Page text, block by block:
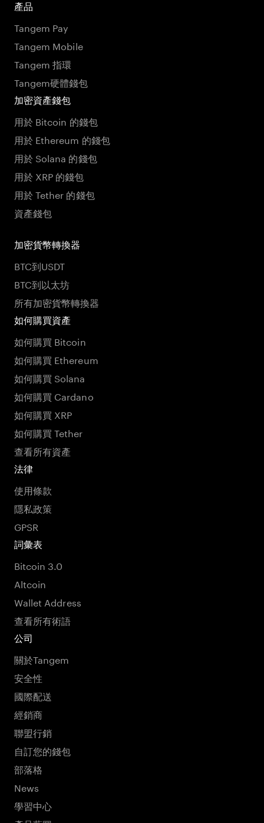
產品
Tangem Pay
Tangem Mobile
Tangem 指環
Tangem硬體錢包
加密資產錢包
用於 Bitcoin 的錢包
用於 Ethereum 的錢包
用於 Solana 的錢包
用於 XRP 的錢包
用於 Tether 的錢包
資產錢包
加密貨幣轉換器
BTC到USDT
BTC到以太坊
所有加密貨幣轉換器
如何購買資產
如何購買 Bitcoin
如何購買 Ethereum
如何購買 Solana
如何購買 Cardano
如何購買 XRP
如何購買 Tether
查看所有資產
法律
使用條款
隱私政策
GPSR
詞彙表
Bitcoin 3.0
Altcoin
Wallet Address
查看所有術語
公司
關於Tangem
安全性
國際配送
經銷商
聯盟行銷
自訂您的錢包
部落格
News
學習中心